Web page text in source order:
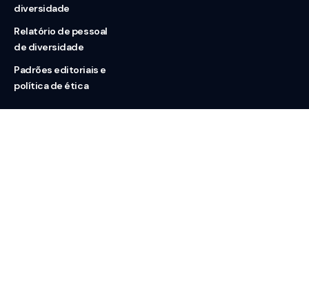
diversidade
Relatório de pessoal
de diversidade
Padrões editoriais e
política de ética